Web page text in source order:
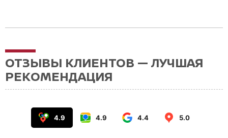
ОТЗЫВЫ КЛИЕНТОВ — ЛУЧШАЯ
РЕКОМЕНДАЦИЯ
4.9 4.9 4.4 5.0